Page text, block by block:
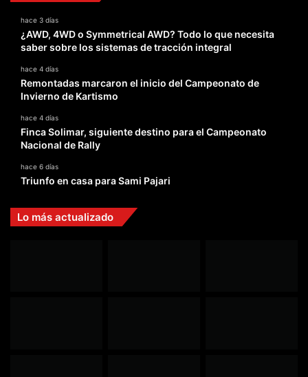
hace 3 días
¿AWD, 4WD o Symmetrical AWD? Todo lo que necesita
saber sobre los sistemas de tracción integral
hace 4 días
Remontadas marcaron el inicio del Campeonato de
Invierno de Kartismo
hace 4 días
Finca Solimar, siguiente destino para el Campeonato
Nacional de Rally
hace 6 días
Triunfo en casa para Sami Pajari
Lo más actualizado